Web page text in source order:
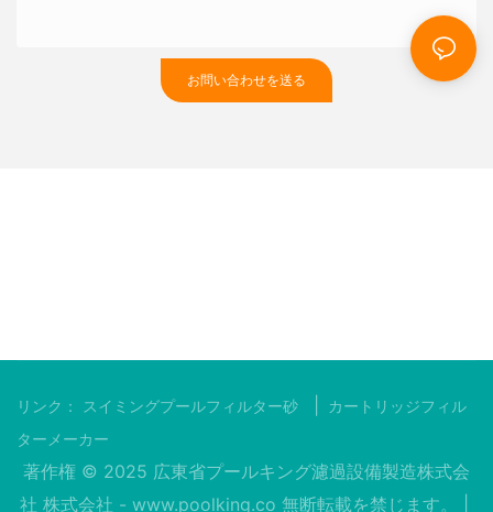
お問い合わせを送る
リンク： スイミングプールフィルター砂
カートリッジフィル
ターメーカー
著作権 © 2025 広東省プールキング濾過設備製造株式会
社 株式会社 - www.poolking.co 無断転載を禁じます。 |